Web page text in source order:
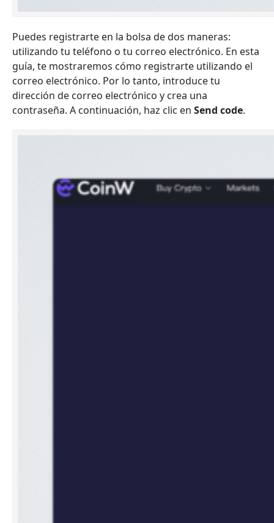
Puedes registrarte en la bolsa de dos maneras:
utilizando tu teléfono o tu correo electrónico. En esta
guía, te mostraremos cómo registrarte utilizando el
correo electrónico. Por lo tanto, introduce tu
dirección de correo electrónico y crea una
contraseña. A continuación, haz clic en Send code.